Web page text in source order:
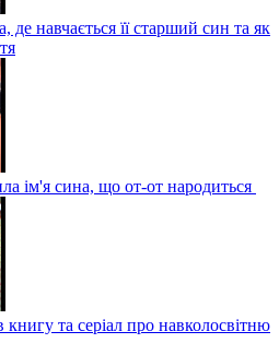
де навчається її старший син та як
ім'я сина, що от-от народиться
та серіал про навколосвітню